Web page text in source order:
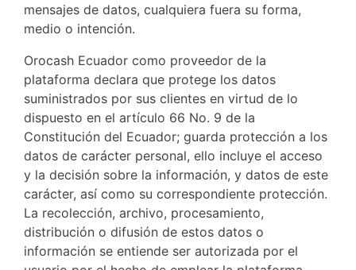
mensajes de datos, cualquiera fuera su forma,
medio o intención.
Orocash Ecuador como proveedor de la
plataforma declara que protege los datos
suministrados por sus clientes en virtud de lo
dispuesto en el artículo 66 No. 9 de la
Constitución del Ecuador; guarda protección a los
datos de carácter personal, ello incluye el acceso
y la decisión sobre la información, y datos de este
carácter, así como su correspondiente protección.
La recolección, archivo, procesamiento,
distribución o difusión de estos datos o
información se entiende ser autorizada por el